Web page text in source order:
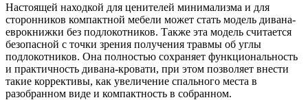
Настоящей находкой для ценителей минимализма и для
сторонников компактной мебели может стать модель дивана-
еврокнижки без подлокотников. Также эта модель считается
безопасной с точки зрения получения травмы об углы
подлокотников. Она полностью сохраняет функциональность
и практичность дивана-кровати, при этом позволяет внести
такие коррективы, как увеличение спального места в
разобранном виде и компактность в собранном.